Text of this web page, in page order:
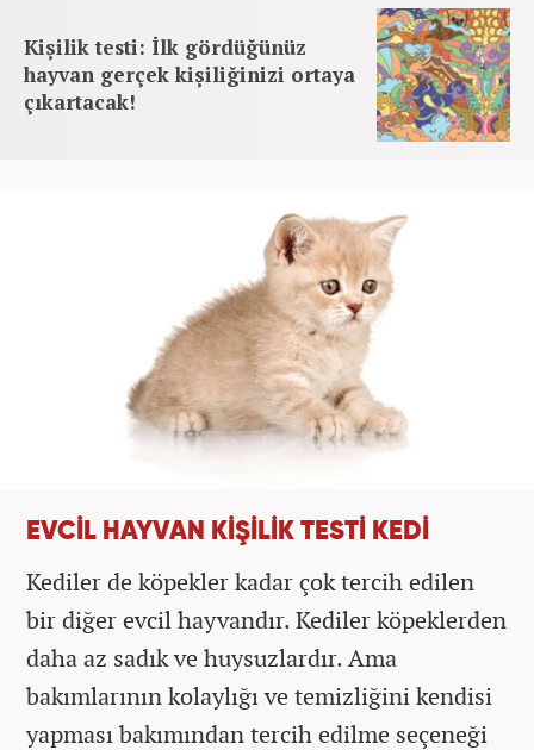
Kişilik testi: İlk gördüğünüz
hayvan gerçek kişiliğinizi ortaya
çıkartacak!
EVCİL HAYVAN KİŞİLİK TESTİ KEDİ
Kediler de köpekler kadar çok tercih edilen
bir diğer evcil hayvandır. Kediler köpeklerden
daha az sadık ve huysuzlardır. Ama
bakımlarının kolaylığı ve temizliğini kendisi
yapması bakımından tercih edilme seçeneği